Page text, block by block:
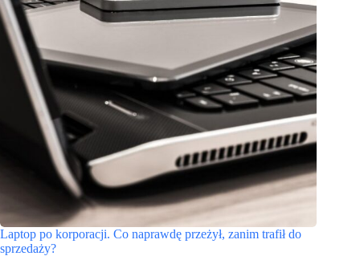
Laptop po korporacji. Co naprawdę przeżył, zanim trafił do
sprzedaży?